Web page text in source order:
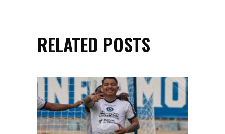
RELATED POSTS